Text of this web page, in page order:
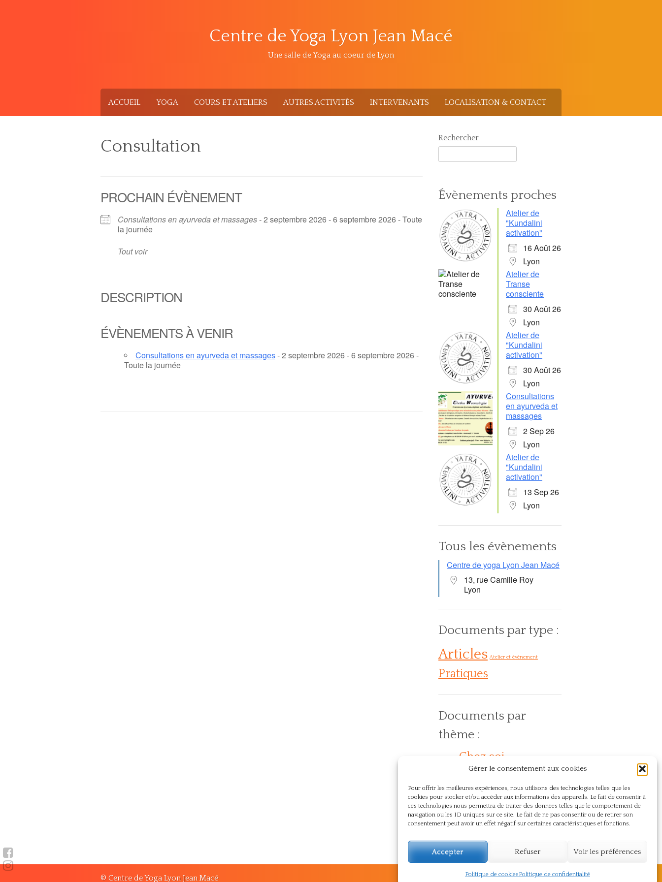
Gérer le consentement aux cookies
Pour offrir les meilleures expériences, nous utilisons des technologies telles que les
cookies pour stocker et/ou accéder aux informations des appareils. Le fait de consentir à
ces technologies nous permettra de traiter des données telles que le comportement de
navigation ou les ID uniques sur ce site. Le fait de ne pas consentir ou de retirer son
consentement peut avoir un effet négatif sur certaines caractéristiques et fonctions.
Accepter Refuser Voir les préférences
Politique de cookiesPolitique de confidentialité
Centre de Yoga Lyon Jean Macé
Une salle de Yoga au coeur de Lyon
ACCUEIL YOGA COURS ET ATELIERS AUTRES ACTIVITÉS INTERVENANTS LOCALISATION & CONTACT
Consultation
PROCHAIN ÉVÈNEMENT
Consultations en ayurveda et massages- 2 septembre 2026 - 6 septembre 2026 - Toute
la journée
Tout voir
DESCRIPTION
ÉVÈNEMENTS À VENIR
Consultations en ayurveda et massages- 2 septembre 2026 - 6 septembre 2026 -
Toute la journée
Rechercher
Évènements proches
Atelier de
"Kundalini
activation"
16 Août 26
Lyon
Atelier de
Transe
consciente
30 Août 26
Lyon
Atelier de
"Kundalini
activation"
30 Août 26
Lyon
Consultations
en ayurveda et
massages
2 Sep 26
Lyon
Atelier de
"Kundalini
activation"
13 Sep 26
Lyon
Tous les évènements
Centre de yoga Lyon Jean Macé
13, rue Camille Roy
Lyon
Documents par type :
Articles Atelier et événement
Pratiques
Documents par
thème :
Chez soi
Naturopathie Pranayama Respect
Santé Souffle Souffrance Sûtra
Témoignage Vie du centre
Yoga
© Centre de Yoga Lyon Jean Macé